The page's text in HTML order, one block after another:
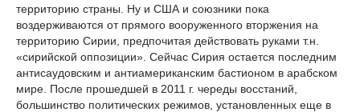
территорию страны. Ну и США и союзники пока
воздерживаются от прямого вооруженного вторжения на
территорию Сирии, предпочитая действовать руками т.н.
«сирийской оппозиции». Сейчас Сирия остается последним
антисаудовским и антиамериканским бастионом в арабском
мире. После прошедшей в 2011 г. череды восстаний,
большинство политических режимов, установленных еще в